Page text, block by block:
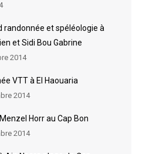
randonnée et spéléologie à
et Sidi Bou Gabrine
2014
VTT à El Haouaria
2014
Horr au Cap Bon
2014